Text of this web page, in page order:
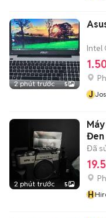
2 phút trước 5
Intel
J
2 phút trước 5
Đen
Đã
H